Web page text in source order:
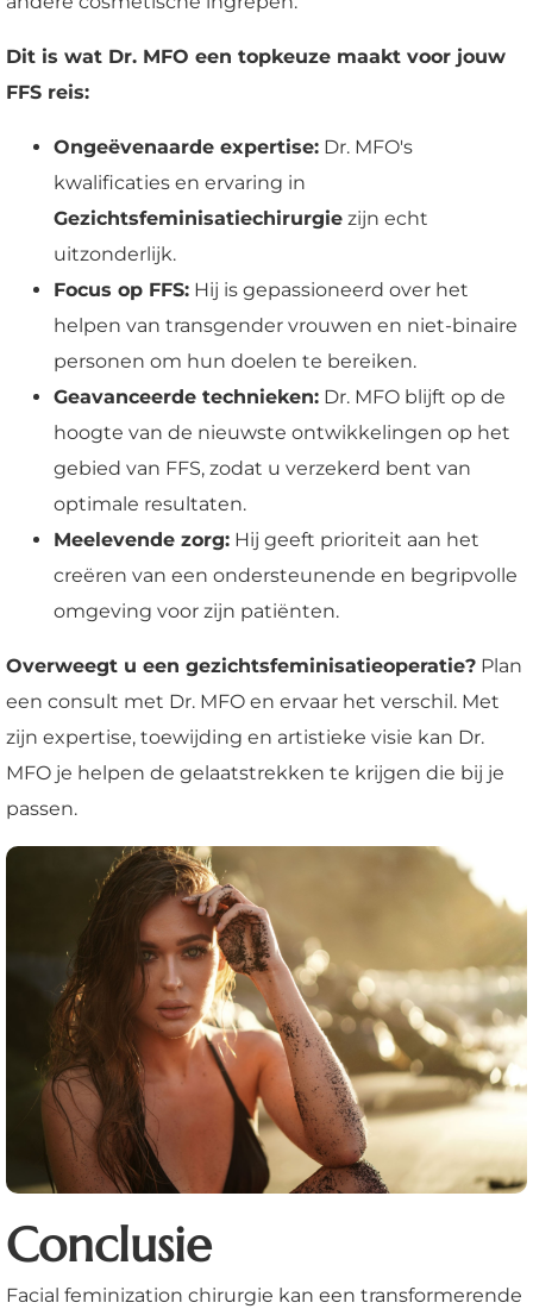
Dit is wat Dr. MFO een topkeuze maakt voor jouw
FFS reis:
Ongeëvenaarde expertise: Dr. MFO's
kwalificaties en ervaring in
Gezichtsfeminisatiechirurgie zijn echt
uitzonderlijk.
Focus op FFS: Hij is gepassioneerd over het
helpen van transgender vrouwen en niet-binaire
personen om hun doelen te bereiken.
Geavanceerde technieken: Dr. MFO blijft op de
hoogte van de nieuwste ontwikkelingen op het
gebied van FFS, zodat u verzekerd bent van
optimale resultaten.
Meelevende zorg: Hij geeft prioriteit aan het
creëren van een ondersteunende en begripvolle
omgeving voor zijn patiënten.
Overweegt u een gezichtsfeminisatieoperatie? Plan
een consult met Dr. MFO en ervaar het verschil. Met
zijn expertise, toewijding en artistieke visie kan Dr.
MFO je helpen de gelaatstrekken te krijgen die bij je
passen.
Conclusie
Facial feminization chirurgie kan een transformerende